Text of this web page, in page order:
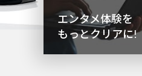
エンタメ体験を
もっとクリアに!